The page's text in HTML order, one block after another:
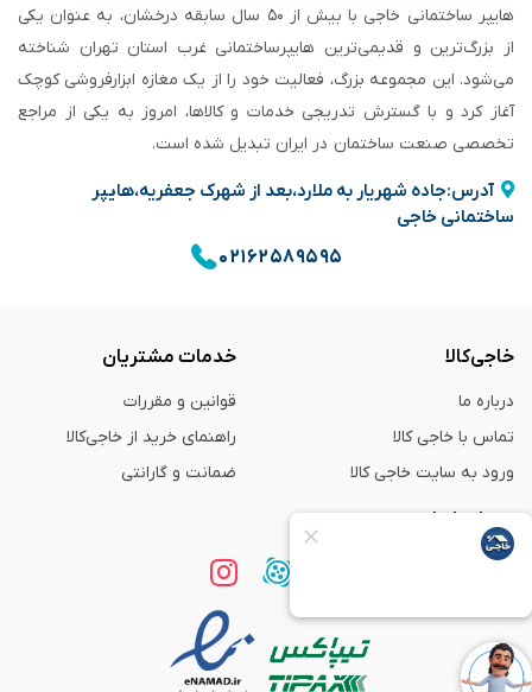
هایپر ساختمانی خاجی‌ با بیش از ۵۰ سال سابقه‌ درخشان، به عنوان یکی
از بزرگ‌ترین و قدیمی‌ترین هایپرساختمانی‌ غرب استان تهران شناخته
می‌شود. این مجموعه بزرگ، فعالیت خود را از یک مغازه ابزارفروشی کوچک
آغاز کرد و با گسترش تدریجی خدمات و کالاها، امروز به یکی از مراجع
تخصصی صنعت ساختمان در ایران تبدیل شده است.
آدرس:جاده شهریار به ملارد،بعد از شهرک جعفریه،هایپر
ساختمانی خاجی
۰۲۱۶۲۵۸۹۵۹۵
خاجی‌کالا
درباره ما
تماس با خاجی کالا
ورود به سایت خاجی‌ کالا
خدمات مشتریان
قوانین و مقررات
راهنمای خرید از خاجی‌کالا
ضمانت و گارانتی
همراه با ما